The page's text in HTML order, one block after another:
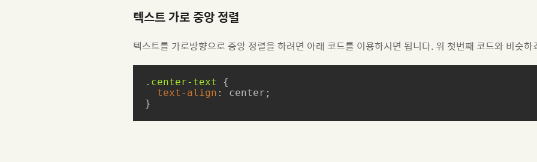
텍스트 가로 중앙 정렬
텍스트를 가로방향으로 중앙 정렬을 하려면 아래 코드를 이용하시면 됩니다. 위 첫번째 코드와 비슷하
.center-text
{
text-align : center;
}